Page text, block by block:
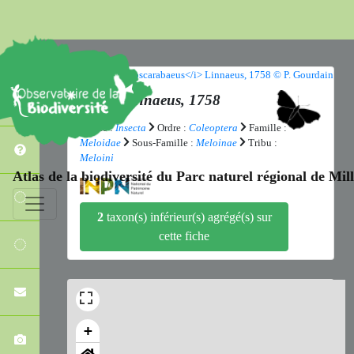
Atlas de la biodiversité du Parc naturel régional de
MeloeLinnaeus, 1758
Classe :Insecta Ordre : Coleoptera
Famille :
Meloidae
Sous-Famille : Meloinae
Tribu :
Meloini
2 taxon(s) inférieur(s) agrégé(s) sur
cette fiche
+